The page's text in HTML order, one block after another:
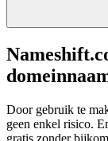
Door gebruik te
geen enkel risico.
gratis zonder